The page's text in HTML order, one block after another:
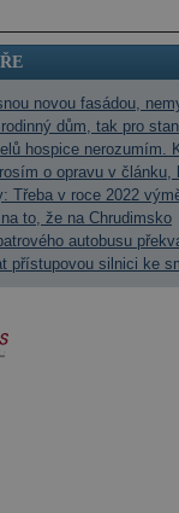
novou fasádou,
dům, tak pro stan
hospice nerozumím.
o opravu v článku,
Třeba v roce 2022
to, že na Chrudimsko
autobusu
přístupovou silnici ke